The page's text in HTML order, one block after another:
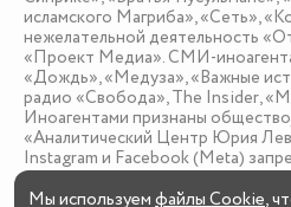
исламского Магриба», «Сеть»,
нежелательной деятельность
«Проект Медиа». СМИ-
«Дождь», «Медуза», «Важные
радио «Свобода», The Insider,
Иноагентами признаны
«Аналитический Центр Юрия
Instagram и Facebook (Metа)
Мы используемфайлы Cookie,